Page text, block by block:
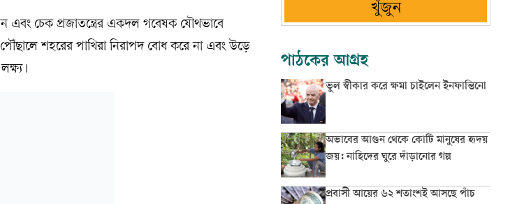
এবং চেক প্রজাতন্ত্রের একদল গবেষক যৌথভাবে
শহরের পাখিরা নিরাপদ বোধ করে না এবং উড়ে
খুঁজুন
পাঠকের আগ্রহ
ভুল স্বীকার করে ক্ষমা চাইলেন ইনফান্তিনো
অভাবের আগুন থেকে কোটি মানুষের হৃদয়
জয়: নাহিদের ঘুরে দাঁড়ানোর গল্প
প্রবাসী আয়ের ৬২ শতাংশই আসছে পাঁচ